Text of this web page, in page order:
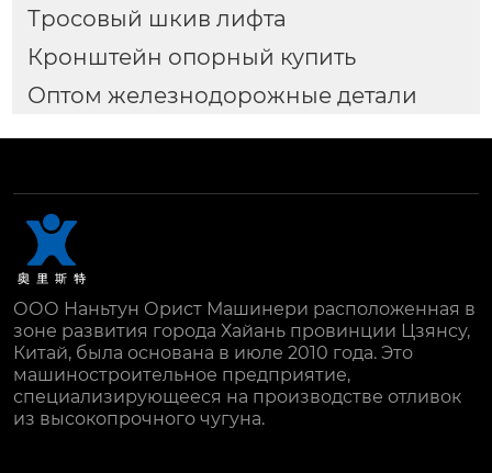
Тросовый шкив лифта
Кронштейн опорный купить
Оптом железнодорожные детали
ООО Наньтун Орист Машинери расположенная в
зоне развития города Хайань провинции Цзянсу,
Китай, была основана в июле 2010 года. Это
машиностроительное предприятие,
специализирующееся на производстве отливок
из высокопрочного чугуна.